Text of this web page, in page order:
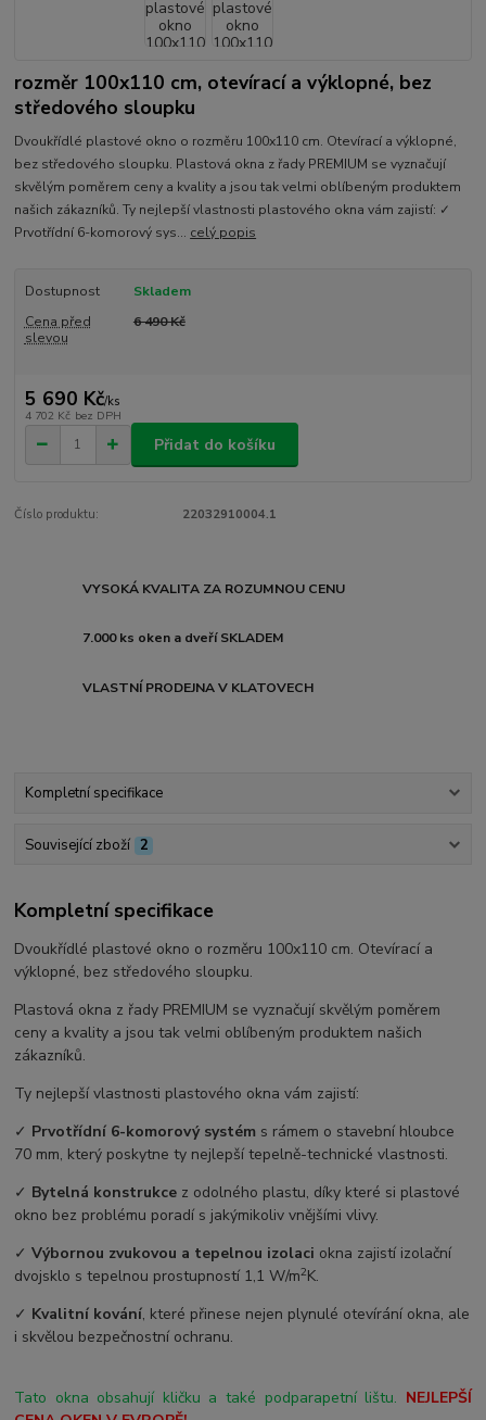
rozměr 100x110 cm, otevírací a výklopné, bez
středového sloupku
Dvoukřídlé plastové okno o rozměru 100x110 cm. Otevírací a výklopné,
bez středového sloupku. Plastová okna z řady PREMIUM se vyznačují
skvělým poměrem ceny a kvality a jsou tak velmi oblíbeným produktem
našich zákazníků. Ty nejlepší vlastnosti plastového okna vám zajistí: ✓
Prvotřídní 6-komorový sys... celý popis
Dostupnost
Skladem
Cena před
slevou
6 490 Kč
5 690 Kč/ks
4 702 Kč bez DPH
Přidat do košíku
Číslo produktu: 22032910004.1
VYSOKÁ KVALITA ZA ROZUMNOU CENU
7.000 ks oken a dveří SKLADEM
VLASTNÍ PRODEJNA V KLATOVECH
Kompletní specifikace
Související zboží 2
Kompletní specifikace
Dvoukřídlé plastové okno o rozměru 100x110 cm. Otevírací a
výklopné, bez středového sloupku.
Plastová okna z řady PREMIUM se vyznačují skvělým poměrem
ceny a kvality a jsou tak velmi oblíbeným produktem našich
zákazníků.
Ty nejlepší vlastnosti plastového okna vám zajistí:
✓ Prvotřídní 6-komorový systém s rámem o stavební hloubce
70 mm, který poskytne ty nejlepší tepelně-technické vlastnosti.
✓ Bytelná konstrukce z odolného plastu, díky které si plastové
okno bez problému poradí s jakýmikoliv vnějšími vlivy.
✓Výbornou zvukovou a tepelnou izolaci okna zajistí izolační
dvojsklo s tepelnou prostupností 1,1 W/m2K.
✓ Kvalitní kování, které přinese nejen plynulé otevírání okna, ale
i skvělou bezpečnostní ochranu.
Tato okna obsahují kličku a také podparapetní lištu. NEJLEPŠÍ